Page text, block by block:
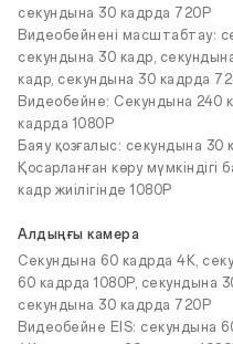
секундына 30 кадрда 720P
Видеобейнені масштабтау:
секундына 30 кадр,
кадр, секундына 30 кадрда
Видеобейне: Секундына 240
кадрда 1080P
Баяу қозғалыс: секундына 30
Қосарланған көру
кадр жиілігінде 1080P
Алдыңғы камера
Секундына 60 кадрда 4K,
60 кадрда 1080P, секундына
секундына 30 кадрда 720P
Видеобейне EIS: секундына